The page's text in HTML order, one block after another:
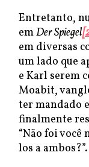
Entretanto,
emDer Spiegel
em diversas
um lado que
e Karl serem
Moabit,
ter mandado
finalmente
“Não foi você
los a ambos?”.